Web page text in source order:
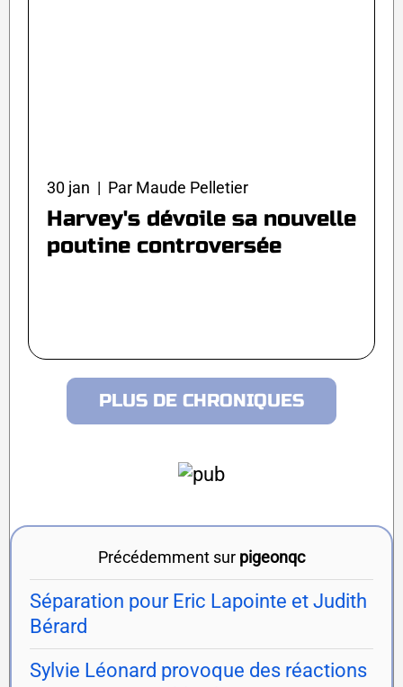
30 jan | Par Maude Pelletier
Harvey's dévoile sa nouvelle
poutine controversée
PLUS DE CHRONIQUES
Précédemment sur pigeonqc
Séparation pour Eric Lapointe et Judith
Bérard
Sylvie Léonard provoque des réactions